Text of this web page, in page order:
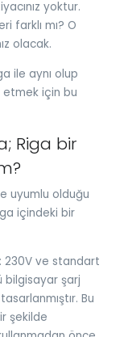
yoktur.
farklı mı? O
olacak.
ile aynı olup
etmek için bu
Riga bir
uyumlu olduğu
içindeki bir
230V ve standart
bilgisayar şarj
Bu
şekilde